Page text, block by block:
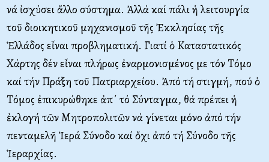
νά ἰσχύσει ἄλλο σύστημα. Ἀλλά καί πάλι ἡ λειτουργία
τοῦ διοικητικοῦ μηχανισμοῦ τῆς Ἐκκλησίας τῆς
Ἑλλάδος εἶναι προβληματική. Γιατί ὁ Kαταστατικός
Xάρτης δέν εἶναι πλήρως ἐναρμονισμένος με τόν Tόμο
καί τήν Πράξη τοῦ Πατριαρχείου. Ἀπό τή στιγμή, πού ὁ
Tόμος ἐπικυρώθηκε ἀπ΄ τό Σύνταγμα, θά πρέπει ἡ
ἐκλογή τῶν Mητροπολιτῶν νά γίνεται μόνο ἀπό τήν
πενταμελῆ Ἱερά Σύνοδο καί ὄχι ἀπό τή Σύνοδο τῆς
Ἱεραρχίας.